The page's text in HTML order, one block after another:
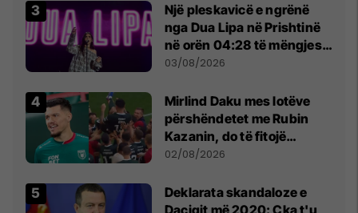
Një pleskavicë e ngrënë
nga Dua Lipa në Prishtinë
në orën 04:28 të mëngjesit
- dhe bota digjitale serbe
03/08/2026
Mirlind Daku mes lotëve
përshëndetet me Rubin
Kazanin, do të fitojë
miliona te Spartak Moska
02/08/2026
​Deklarata skandaloze e
Daçiqit më 2020: Çka t'u